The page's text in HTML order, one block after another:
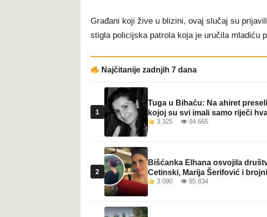
Građani koji žive u blizini, ovaj slučaj su
stigla policijska patrola koja je uručila mladiću
Najčitanije zadnjih 7 dana
1
Tuga u Bihaću: Na ahiret
kojoj su svi imali samo riječi
3.325 👁 94.665
2
Bišćanka Elhana osvojila
Cetinski, Marija Šerifović i
3.090 👁 85.834